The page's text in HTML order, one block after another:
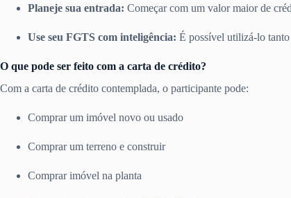
Planeje sua entrada: Começar com um valor maior de
Use seu FGTS com inteligência: É possível utilizá-lo tanto
O que pode ser feito com a carta de crédito?
Com a carta de crédito contemplada, o participante pode:
Comprar um imóvel novo ou usado
Comprar um terreno e construir
Comprar imóvel na planta